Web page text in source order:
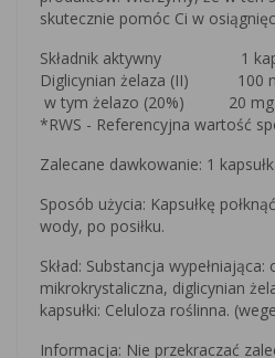
skutecznie pomóc Ci w
Składnik aktywny 1
Diglicynian żelaza (II) 100
w tym żelazo (20%) 20 mg
*RWS - Referencyjna wartość
Zalecane dawkowanie: 1
Sposób użycia: Kapsułkę
wody, po posiłku.
Skład: Substancja wypełniająca:
mikrokrystaliczna, diglicynian
kapsułki: Celuloza roślinna.
Informacja: Nie przekraczać